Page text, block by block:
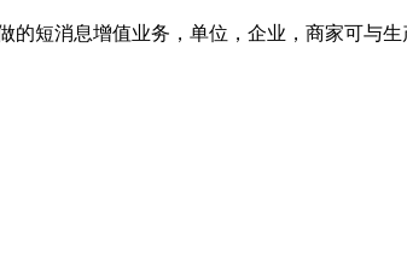
短消息增值业务，单位，企业，商家可与生